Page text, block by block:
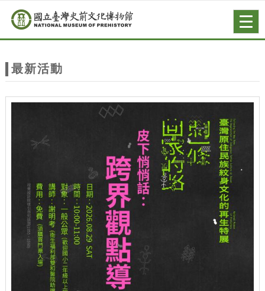
站
主
跳到主要內容
網站導覽
最新活動